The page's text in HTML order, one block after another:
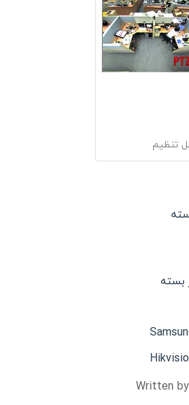
تنظیم
بسته
Written by